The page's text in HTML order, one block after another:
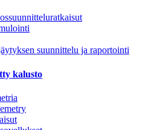
suunnittelu ja raportointi
kalusto